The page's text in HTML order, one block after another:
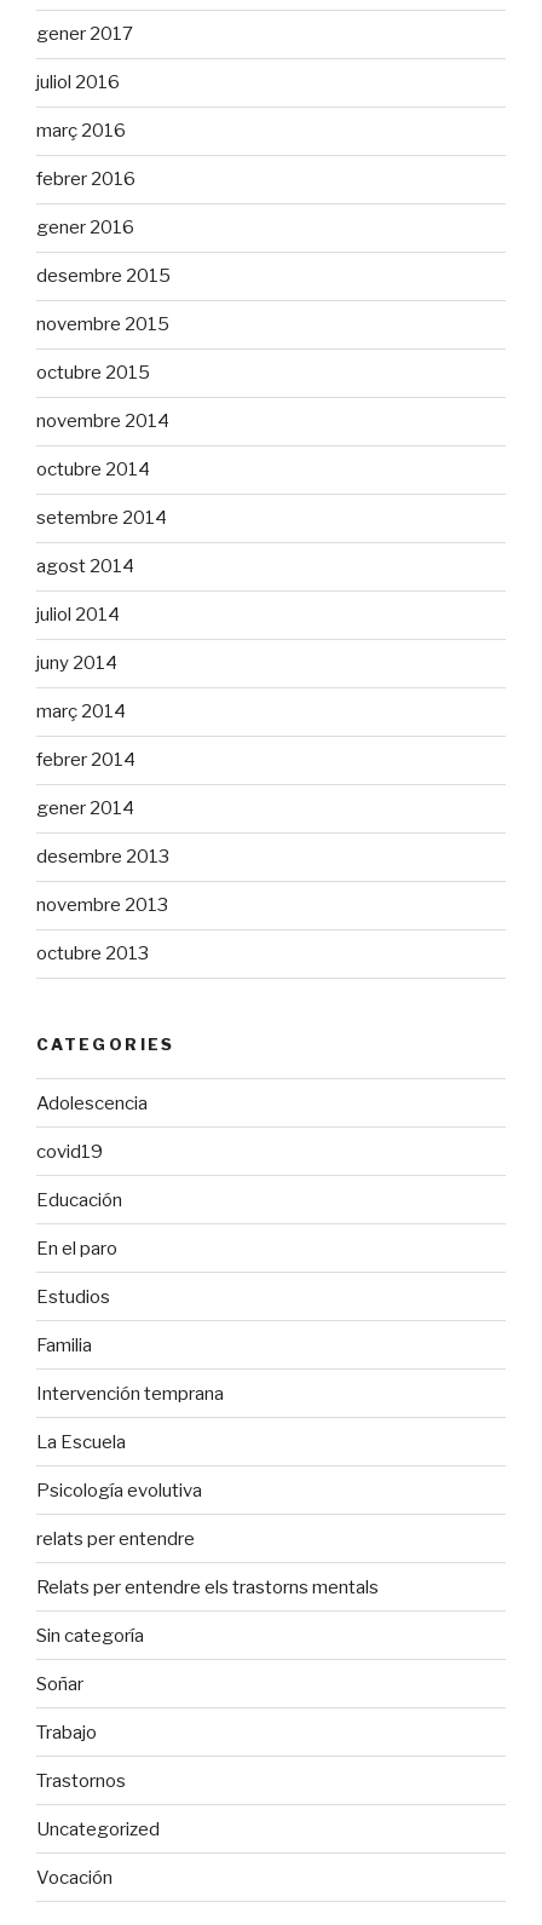
gener 2017
juliol 2016
març 2016
febrer 2016
gener 2016
desembre 2015
novembre 2015
octubre 2015
novembre 2014
octubre 2014
setembre 2014
agost 2014
juliol 2014
juny 2014
març 2014
febrer 2014
gener 2014
desembre 2013
novembre 2013
octubre 2013
CATEGORIES
Adolescencia
covid19
Educación
En el paro
Estudios
Familia
Intervención temprana
La Escuela
Psicología evolutiva
relats per entendre
Relats per entendre els trastorns mentals
Sin categoría
Soñar
Trabajo
Trastornos
Uncategorized
Vocación